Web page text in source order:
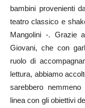
bambini provenienti
teatro classico e
Mangolini -. Grazie
Giovani, che con
ruolo di
lettura, abbiamo
sarebbero
linea con gli obiettivi